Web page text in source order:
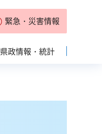
緊急・災害情報
県政情報・統計